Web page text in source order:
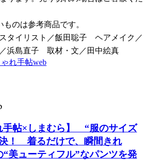
のは参考商品です。
タイリスト／飯田聡子 ヘアメイク／
浜島直子 取材・文／田中絵真
れ手帖web
手帖×しまむら】 “服のサイズ
！ 着るだけで、瞬間きれ
美ューティフル”なパンツを発